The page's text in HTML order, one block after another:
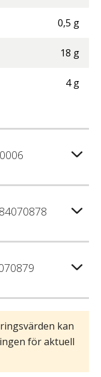
0,5 g
18 g
4 g
kan
för aktuell